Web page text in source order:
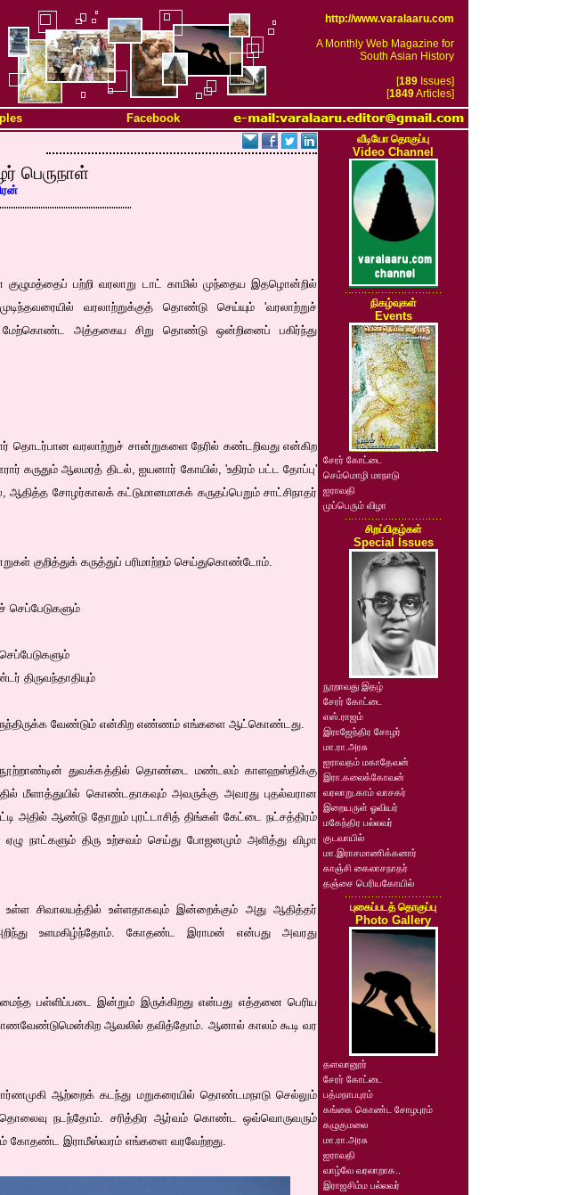
http://www.varalaaru.com
A Monthly Web Magazine for
South Asian History
[189Issues]
[1849Articles]
Facebook
பெருநாள்
பற்றி வரலாறு டாட் காமில் முந்தைய இதழொன்றில்
வரலாற்றுக்குத் தொண்டு செய்யும் 'வரலாற்றுச்
மேற்கொண்ட அத்தகைய சிறு தொண்டு ஒன்றினைப் பகிர்ந்து
தொடர்பான வரலாற்றுச் சான்றுகளை நேரில் கண்டறிவது என்கிற
கருதும் ஆலமரத் திடல், ஐயனார் கோயில், 'உதிரம் பட்ட தோப்பு'
சோழர்காலக் கட்டுமானமாகக் கருதப்பெறும் சாட்சிநாதர்
குறித்துக் கருத்துப் பரிமாற்றம் செய்துகொண்டோம்.
வேண்டும் என்கிற எண்ணம் எங்களை ஆட்கொண்டது.
நூற்றாண்டின் துவக்கத்தில் தொண்டை மண்டலம் காளஹஸ்திக்கு
மீளாத்துயில் கொண்டதாகவும் அவருக்கு அவரது புதல்வரான
அதில் ஆண்டு தோறும் புரட்டாசித் திங்கள் கேட்டை நட்சத்திரம்
நாட்களும் திரு உற்சவம் செய்து போஜனமும் அளித்து விழா
சிவாலயத்தில் உள்ளதாகவும் இன்றைக்கும் அது ஆதித்தர்
உளமகிழ்ந்தோம். கோதண்ட இராமன் என்பது அவரது
பள்ளிப்படை இன்றும் இருக்கிறது என்பது எத்தனை பெரிய
ஆவலில் தவித்தோம். ஆனால் காலம் கூடி வர
ஆற்றைக் கடந்து மறுகரையில் தொண்டமநாடு செல்லும்
தொலைவு நடந்தோம். சரித்திர ஆர்வம் கொண்ட ஒவ்வொருவரும்
கோதண்ட இராமீஸ்வரம் எங்களை வரவேற்றது.
வீடியோ தொகுப்பு
Video Channel
நிகழ்வுகள்
Events
சேரர் கோட்டை
செம்மொழி மாநாடு
ஐராவதி
முப்பெரும் விழா
சிறப்பிதழ்கள்
Special Issues
நூறாவது இதழ்
சேரர் கோட்டை
எஸ்.ராஜம்
இராஜேந்திர சோழர்
மா.ரா.அரசு
ஐராவதம் மகாதேவன்
இரா.கலைக்கோவன்
வரலாறு.காம் வாசகர்
இறையருள் ஓவியர்
மகேந்திர பல்லவர்
குடவாயில்
மா.இராசமாணிக்கனார்
காஞ்சி கைலாசநாதர்
தஞ்சை பெரியகோயில்
புகைப்படத் தொகுப்பு
Photo Gallery
தளவானூர்
சேரர் கோட்டை
பத்மநாபபுரம்
கங்கை கொண்ட சோழபுரம்
கழுகுமலை
மா.ரா.அரசு
ஐராவதி
வாழ்வே வரலாறாக..
இராஜசிம்ம பல்லவர்